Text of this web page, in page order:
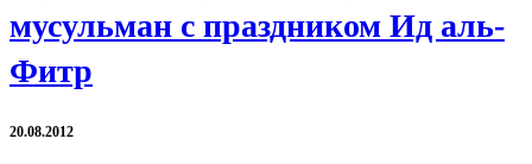
мусульман с праздником Ид аль-
Фитр
20.08.2012